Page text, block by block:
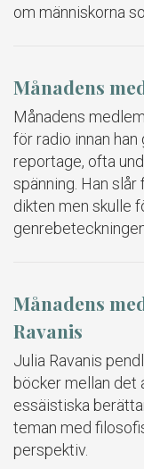
om människorna
Månadens
Månadens
för radio innan
reportage, ofta
spänning. Han
dikten men skulle
Månadens
Ravanis
Julia Ravanis
böcker mellan det
essäistiska
teman med
perspektiv.